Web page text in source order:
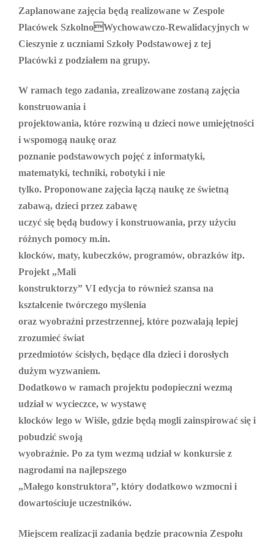
Zaplanowane zajęcia będą realizowane w Zespole
Placówek SzkolnoWychowawczo-Rewalidacyjnych w
Cieszynie z uczniami Szkoły Podstawowej z tej
Placówki z podziałem na grupy.
W ramach tego zadania, zrealizowane zostaną zajęcia
konstruowania i
projektowania, które rozwiną u dzieci nowe umiejętności
i wspomogą naukę oraz
poznanie podstawowych pojęć z informatyki,
matematyki, techniki, robotyki i nie
tylko. Proponowane zajęcia łączą naukę ze świetną
zabawą, dzieci przez zabawę
uczyć się będą budowy i konstruowania, przy użyciu
różnych pomocy m.in.
klocków, maty, kubeczków, programów, obrazków itp.
Projekt „Mali
konstruktorzy” VI edycja to również szansa na
kształcenie twórczego myślenia
oraz wyobraźni przestrzennej, które pozwalają lepiej
zrozumieć świat
przedmiotów ścisłych, będące dla dzieci i dorosłych
dużym wyzwaniem.
Dodatkowo w ramach projektu podopieczni wezmą
udział w wycieczce, w wystawę
klocków lego w Wiśle, gdzie będą mogli zainspirować się i
pobudzić swoją
wyobraźnie. Po za tym wezmą udział w konkursie z
nagrodami na najlepszego
„Małego konstruktora”, który dodatkowo wzmocni i
dowartościuje uczestników.
Miejscem realizacji zadania będzie pracownia Zespołu